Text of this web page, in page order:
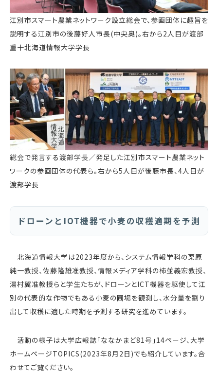
江別市スマート農業ネットワーク設立総会で、参画団体に趣旨を
説明する江別市の後藤好人市長(中央奥)。右から2人目が渡部
重十北海道情報大学学長
総会で発言する渡部学長／発足した江別市スマート農業ネット
ワークの参画団体の代表ら。右から5人目が後藤市長、4人目が
渡部学長
ドローンとIOT機器で小麦の収穫適期を予測
北海道情報大学は2023年度から、システム情報学科の栗原
純一教授、佐藤隆雄准教授、情報メディア学科の柿並義宏教授、
湯村翼准教授らと学生たちが、ドローンとICT機器を駆使して江
別の代表的な作物でもある小麦の圃場を観測し、水分量を割り
出して収穫に適した時期を予測する研究を進めています。
活動の様子は大学広報誌「ななかまど81号」14ページ、大学
ホームページTOPICS(2023年8月2日)でも紹介しています。合
わせてご覧ください。